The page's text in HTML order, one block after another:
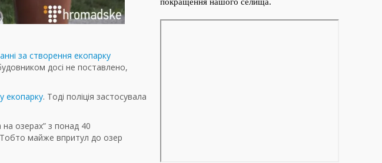
за створення екопарку
досі не поставлено,
екопарку. Тоді поліція застосувала
озерах” з понад 40
Тобто майже впритул до озер